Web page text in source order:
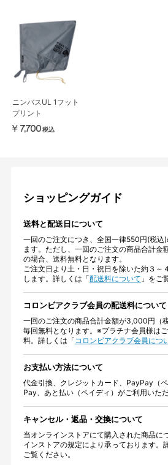
ニンバスUL 1フット
プリント
￥7,700 税込
ショッピングガイド
送料と配送日について
一回のご注文につき、全国一律550円(税込
ます。ただし、一回のご注文の商品合計
の場合、送料無料となります。
ご注文日より土・日・祝日を除いた約３～
します。詳しくは「配送料について 」をご
コロンビアクラブ会員の配送料について
一回のご注文の商品合計金額が3,000円（
毎回無料となります。※プラチナ会員様は
料。詳しくは「 コロンビアクラブ会員につ
お支払い方法について
代金引換、クレジットカード、PayPay（
Pay、あと払い（ペイディ）がご利用いただ
キャンセル・返品・交換について
当オンラインストアにて購入された商品に
インストアの規定により承っております。
ご覧ください。